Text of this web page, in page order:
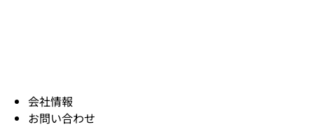
会社情報
お問い合わせ